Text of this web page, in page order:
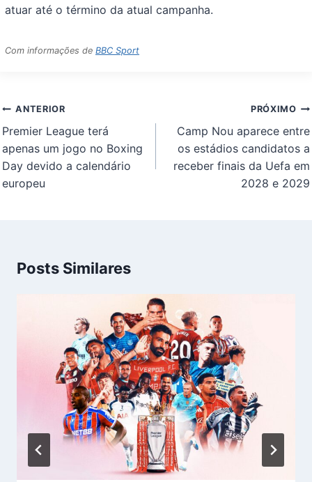
atuar até o término da atual campanha.
Com informações deBBC Sport
Navegação
de
Post
ANTERIOR
Premier League terá
apenas um jogo no Boxing
Day devido a calendário
europeu
PRÓXIMO
Camp Nou aparece entre
os estádios candidatos a
receber finais da Uefa em
2028 e 2029
Posts Similares